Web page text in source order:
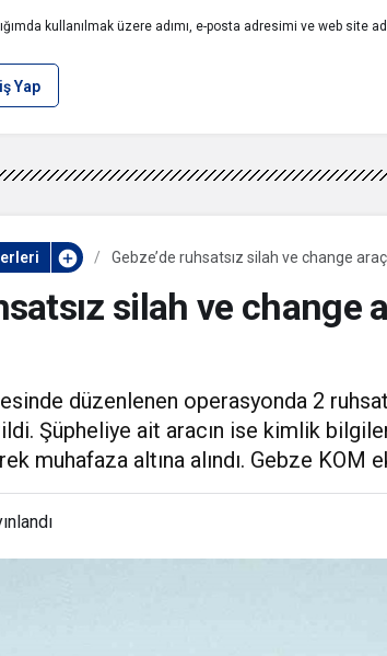
kullanılmak üzere adımı, e-posta adresimi ve web site
Yap
Gebze’de ruhsatsız silah ve change
silah ve change
düzenlenen operasyonda 2
Şüpheliye ait aracın ise kimlik
muhafaza altına alındı. Gebze KOM